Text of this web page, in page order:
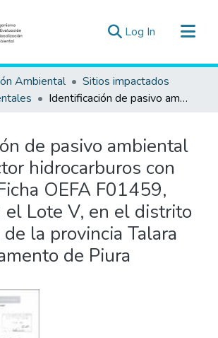
Log In (current)
Ambiental
Sitios impactados
Identificación de pasivo ambiental del subsector hidrocarburos con código de Ficha OEFA F01459, ubicado en el Lote V, en el distrito de La Brea de la provincia Talara del departamento de Piura
de pasivo ambiental
hidrocarburos con
OEFA F01459,
el Lote V, en el distrito
la provincia Talara
de Piura